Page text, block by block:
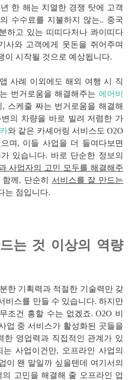
한 해는 치열한 경쟁 탓에 고객
수수료를 지불하지 않는.. 중국
하고 있는 띠띠다처나 콰이띠다
사와 고객에게 웃돈을 쥐어주며
이 시작될 것으로 예상됩니다.
사례 이외에도 해외 여행 시 직
번거로움을 해결해주는 에어비
스케줄 짜는 번거로움을 해결해
변의 차량을 바로 빌려 저렴한 가
와 같은 카셰어링 서비스도 O2O
며, 이들 사업을 더 들여다보면
있습니다. 바로 단순한 정보의
사업자의 고민 모두를 해결해주
함께, 단순히 서비스를 잘 만드는
는 점입니다.
는 것 이상의 역량
한 기획력과 적절한 기술력만 갖
비스를 만들 수 있습니다. 하지만
조건 흥할 수는 없겠죠. O2O 비
업 중 서비스가 활성화된 곳들을
한 영업력과 직접적인 관계가 있
사업이건만, 오프라인 사업의
이 왠 말일까 싶을텐데 여기서의
고민을 해결해 줄 오프라인 업